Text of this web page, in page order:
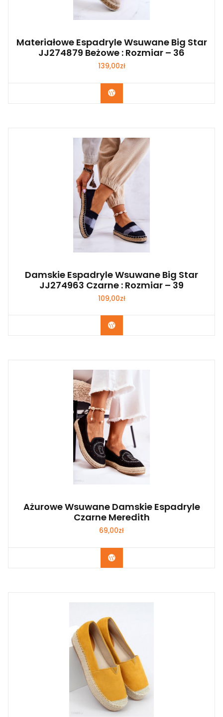
Materiałowe Espadryle Wsuwane Big Star
JJ274879 Beżowe : Rozmiar – 36
139,00zł
Kup Teraz
Damskie Espadryle Wsuwane Big Star
JJ274963 Czarne : Rozmiar – 39
109,00zł
Kup Teraz
Ażurowe Wsuwane Damskie Espadryle
Czarne Meredith
69,00zł
Kup Teraz